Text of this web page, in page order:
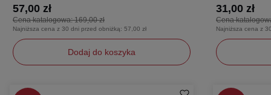
Cena katalogowa:169,00 zł
57,00 zł
Najniższa cena z 30 dni przed obniżką: 57,00 zł
Dodaj do koszyka
Cena
31,00 zł
Najniższa cena z